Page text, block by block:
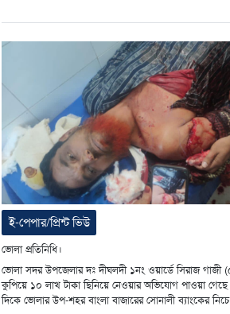
ই-পেপার/প্রিন্ট ভিউ
ভোলা প্রতিনিধি।
ভোলা সদর উপজেলার দঃ দীঘলদী ১নং ওয়ার্ডে সিরাজ গাজী
কুপিয়ে ১০ লাখ টাকা ছিনিয়ে নেওয়ার অভিযোগ পাওয়া
দিকে ভোলার উপ-শহর বাংলা বাজারের সোনালী ব্যাংকের